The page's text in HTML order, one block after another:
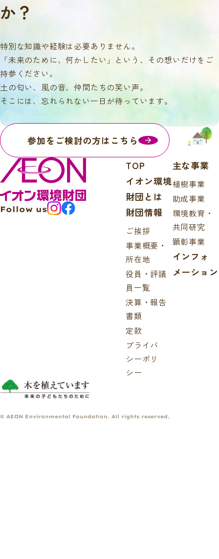
か？
特別な知識や経験は必要ありません。
「未来のために、何かしたい」という、その想いだけをご
持参ください。
土の匂い、風の音、仲間たちの笑い声。
そこには、忘れられない一日が待っています。
参加をご検討の方はこちら
Follow us
TOP
イオン環境
財団とは
財団情報
ご挨拶
事業概要・
所在地
役員・評議
員一覧
決算・報告
書類
定款
プライバ
シーポリ
シー
主な事業
植樹事業
助成事業
環境教育・
共同研究
顕彰事業
インフォ
メーション
© AEON Environmental Foundation. All rights reserved.